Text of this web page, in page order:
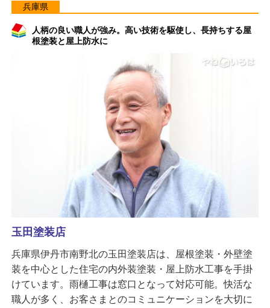
兵庫県
人柄の良い職人が強み。高い技術を駆使し、長持ちする屋
根塗装と屋上防水に
玉田塗装店
兵庫県伊丹市南野北の玉田塗装店は、屋根塗装・外壁塗
装を中心とした住宅の内外装塗装・屋上防水工事を手掛
けています。雨樋工事は窓口となって対応可能。快活な
職人が多く、お客さまとのコミュニケーションを大切に